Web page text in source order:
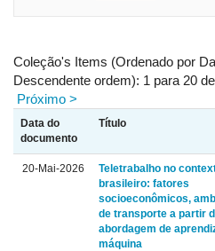
Coleção's Items (Ordenado por
Descendente ordem): 1 para 20
Próximo >
Data do
documento
Título
20-Mai-2026
Teletrabalho no
brasileiro: fatores
socioeconômicos,
de transporte a partir
abordagem de
máquina